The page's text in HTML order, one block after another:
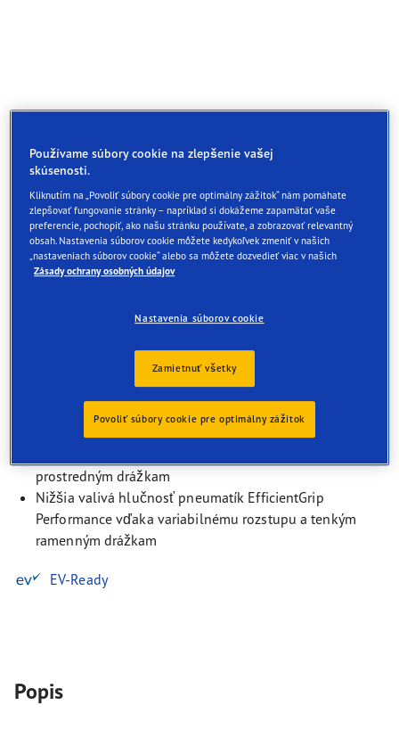
Pneu EfficientGrip Performance od Goodyear:
Optimálna rovnováha vďaka technológii Active
Kratšia brzdná dráha vďaka technológii Active Braking
Nižší valivý odpor vďaka vrstve Cool Cushion Layer
prostredným drážkam
Nižšia valivá hlučnosť pneumatík EfficientGrip
Performance vďaka variabilnému rozstupu a tenkým
ramenným drážkam
EV-Ready
Popis
Používame súbory cookie na zlepšenie vašej
skúsenosti.
Kliknutím na „Povoliť súbory cookie pre optimálny zážitok“ nám pomáhate
zlepšovať fungovanie stránky – napríklad si dokážeme zapamätať vaše
preferencie, pochopiť, ako našu stránku používate, a zobrazovať relevantný
obsah. Nastavenia súborov cookie môžete kedykoľvek zmeniť v našich
„nastaveniach súborov cookie“ alebo sa môžete dozvedieť viac v našich
Zásady ochrany osobných údajov
Nastavenia súborov cookie
Zamietnuť všetky
Povoliť súbory cookie pre optimálny zážitok